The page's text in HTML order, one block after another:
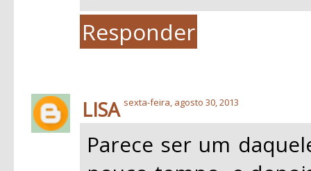
Responder
LISA sexta-feira, agosto 30, 2013
Parece ser um